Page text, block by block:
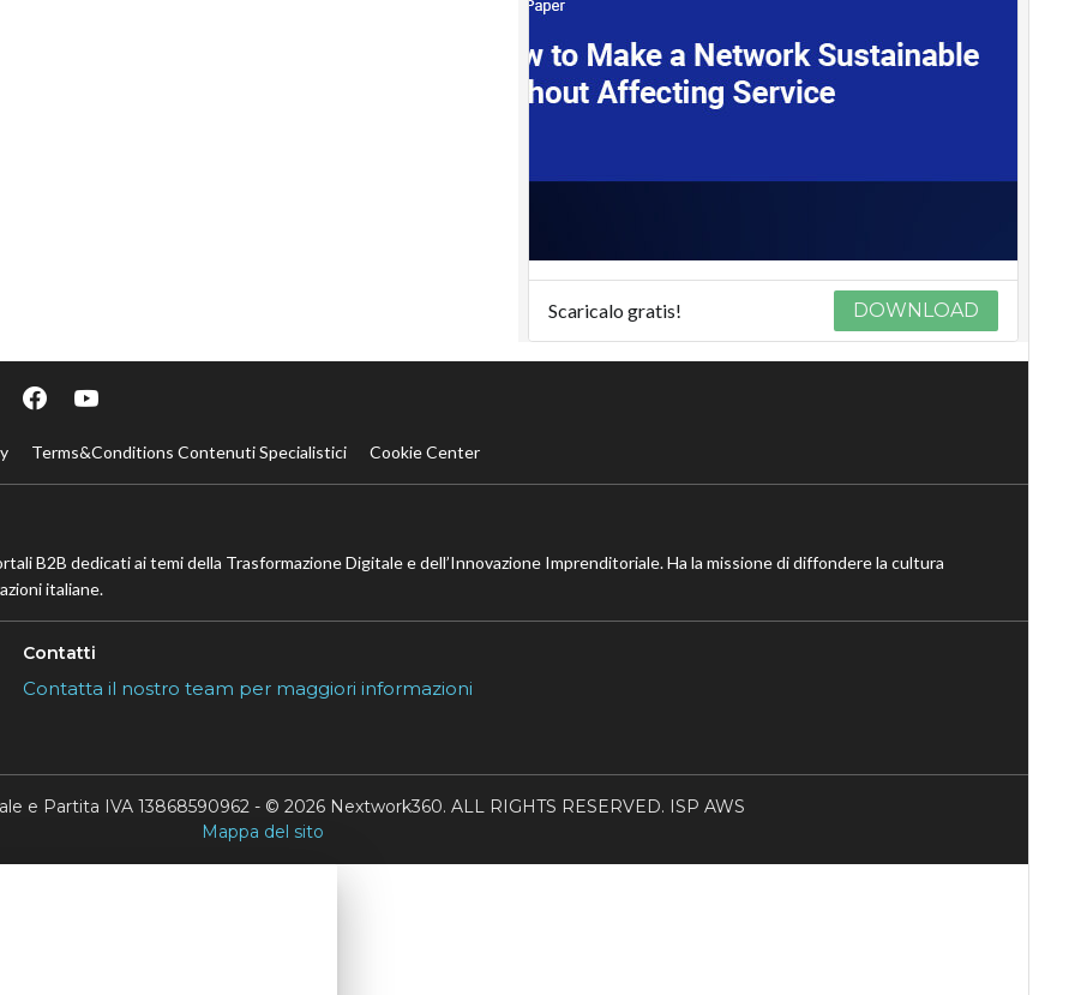
Scaricalo gratis! DOWNLOAD
Terms&Conditions Contenuti Specialistici Cookie Center
B2B dedicati ai temi della Trasformazione Digitale e dell’Innovazione Imprenditoriale. Ha la missione di diffondere la cultura
italiane.
Contatti
Contatta il nostro team per maggiori informazioni
e Partita IVA 13868590962 - © 2026 Nextwork360. ALL RIGHTS RESERVED. ISP AWS
Mappa del sito